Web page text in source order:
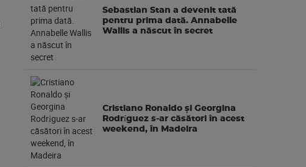
Sebastian Stan a devenit tată
pentru prima dată. Annabelle
Wallis a născut în secret
Cristiano Ronaldo și Georgina
Rodríguez s-ar căsători în acest
weekend, în Madeira